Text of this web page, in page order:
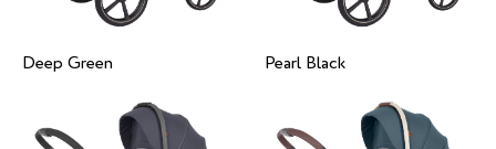
Deep Green Pearl Black